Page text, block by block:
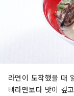
라면이 도착했을 때
뼈라면보다 맛이 깊